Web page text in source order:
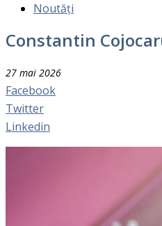
Noutăți
Constantin
27 mai 2026
Facebook
Twitter
Linkedin